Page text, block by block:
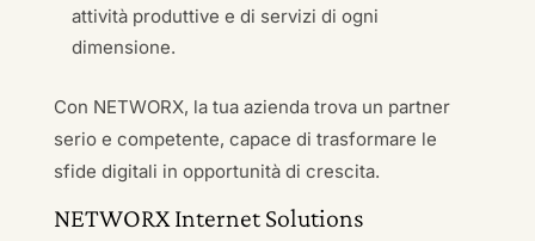
attività produttive e di servizi di ogni
dimensione.
Con NETWORX, la tua azienda trova un partner
serio e competente, capace di trasformare le
sfide digitali in opportunità di crescita.
NETWORX Internet Solutions